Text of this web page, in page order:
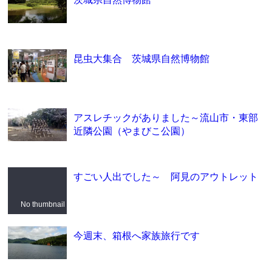
昆虫大集合 茨城県自然博物館
アスレチックがありました～流山市・東部
近隣公園（やまびこ公園）
No thumbnail
すごい人出でした～ 阿見のアウトレット
今週末、箱根へ家族旅行です